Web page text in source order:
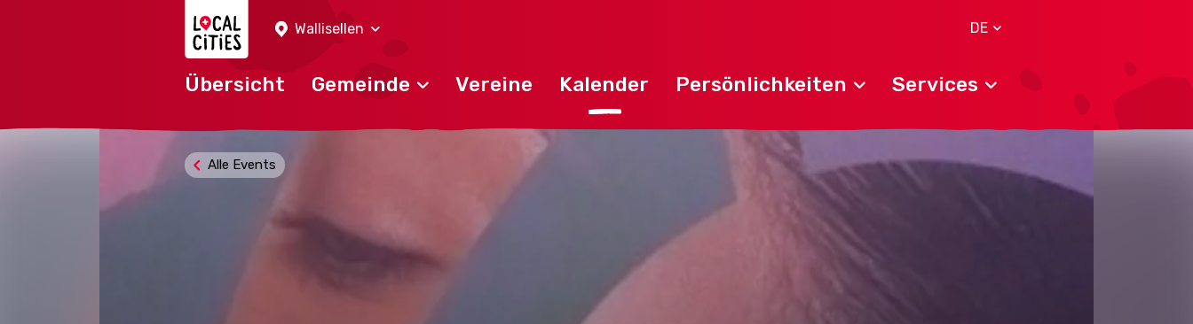
Wallisellen
DE
Übersicht Gemeinde Vereine Kalender Persönlichkeiten Services
Alle Events